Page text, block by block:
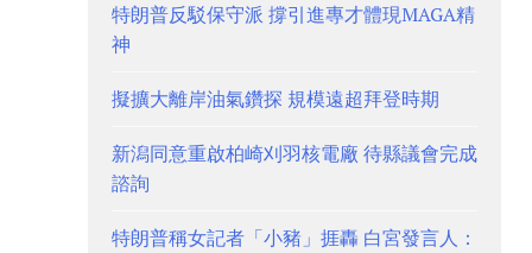
特朗普反駁保守派 撐引進專才體現MAGA精
神
擬擴大離岸油氣鑽探 規模遠超拜登時期
新潟同意重啟柏崎刈羽核電廠 待縣議會完成
諮詢
特朗普稱女記者「小豬」捱轟 白宮發言人：